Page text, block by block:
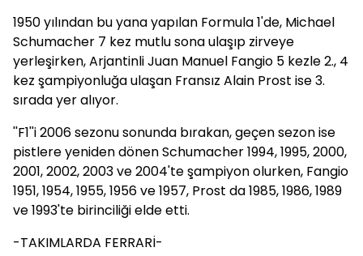
1950 yılından bu yana yapılan Formula 1'de, Michael
Schumacher 7 kez mutlu sona ulaşıp zirveye
yerleşirken, Arjantinli Juan Manuel Fangio 5 kezle 2., 4
kez şampiyonluğa ulaşan Fransız Alain Prost ise 3.
sırada yer alıyor.
''F1''i 2006 sezonu sonunda bırakan, geçen sezon ise
pistlere yeniden dönen Schumacher 1994, 1995, 2000,
2001, 2002, 2003 ve 2004'te şampiyon olurken, Fangio
1951, 1954, 1955, 1956 ve 1957, Prost da 1985, 1986, 1989
ve 1993'te birinciliği elde etti.
-TAKIMLARDA FERRARİ-